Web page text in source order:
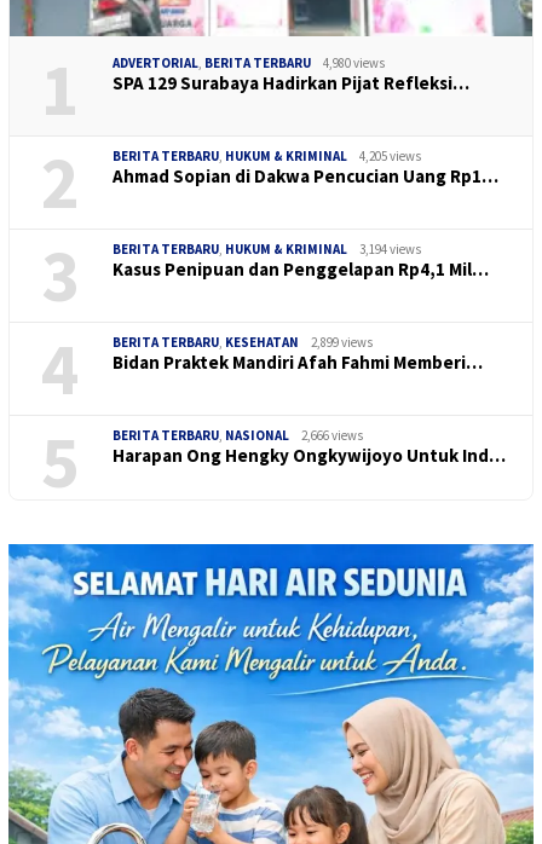
1 ADVERTORIAL, BERITA TERBARU 4,980 views
SPA 129 Surabaya Hadirkan Pijat Refleksi…
2 BERITA TERBARU, HUKUM & KRIMINAL 4,205 views
Ahmad Sopian di Dakwa Pencucian Uang Rp1…
3 BERITA TERBARU, HUKUM & KRIMINAL 3,194 views
Kasus Penipuan dan Penggelapan Rp4,1 Mil…
4 BERITA TERBARU, KESEHATAN 2,899 views
Bidan Praktek Mandiri Afah Fahmi Memberi…
5 BERITA TERBARU, NASIONAL 2,666 views
Harapan Ong Hengky Ongkywijoyo Untuk Ind…